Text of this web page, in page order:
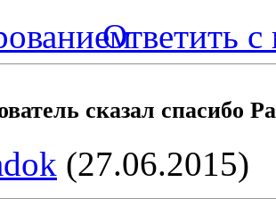
Ответить с
сказал cпасибо
(27.06.2015)